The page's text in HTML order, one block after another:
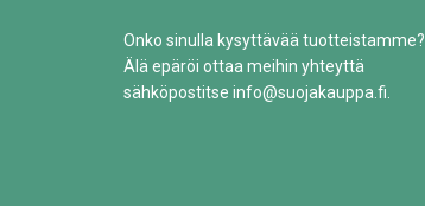
Onko sinulla kysyttävää tuotteistamme?
Älä epäröi ottaa meihin yhteyttä
sähköpostitseinfo@suojakauppa.fi.